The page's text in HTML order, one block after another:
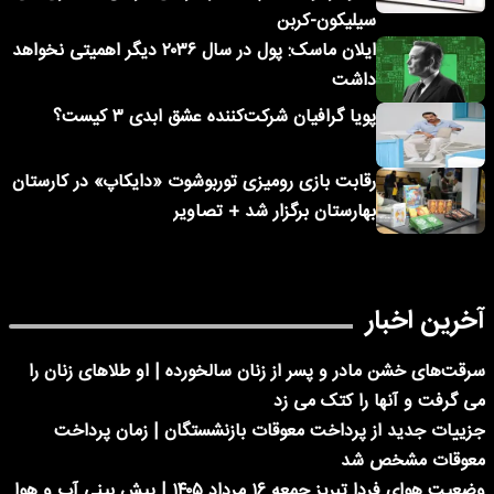
سیلیکون-کربن
ایلان ماسک: پول در سال ۲۰۳۶ دیگر اهمیتی نخواهد
داشت
پویا گرافیان شرکت‌کننده عشق ابدی ۳ کیست؟
رقابت بازی رومیزی توربوشوت «دایکاپ» در کارستان
بهارستان برگزار شد + تصاویر
آخرین اخبار
سرقت‌های خشن مادر و پسر از زنان سالخورده | او طلاهای زنان را
می گرفت و آنها را کتک می زد
جزییات جدید از پرداخت معوقات بازنشستگان | زمان پرداخت
معوقات مشخص شد